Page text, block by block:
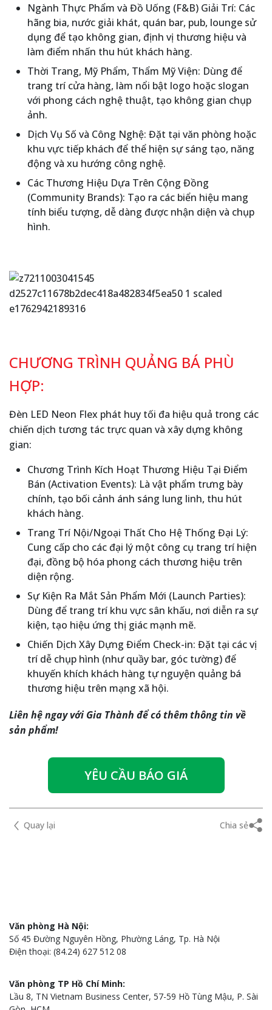
Ngành Thực Phẩm và Đồ Uống (F&B) Giải Trí: Các
hãng bia, nước giải khát, quán bar, pub, lounge sử
dụng để tạo không gian, định vị thương hiệu và
làm điểm nhấn thu hút khách hàng.
Thời Trang, Mỹ Phẩm, Thẩm Mỹ Viện: Dùng để
trang trí cửa hàng, làm nổi bật logo hoặc slogan
với phong cách nghệ thuật, tạo không gian chụp
ảnh.
Dịch Vụ Số và Công Nghệ: Đặt tại văn phòng hoặc
khu vực tiếp khách để thể hiện sự sáng tạo, năng
động và xu hướng công nghệ.
Các Thương Hiệu Dựa Trên Cộng Đồng
(Community Brands): Tạo ra các biển hiệu mang
tính biểu tượng, dễ dàng được nhận diện và chụp
hình.
CHƯƠNG TRÌNH QUẢNG BÁ PHÙ
HỢP:
Đèn LED Neon Flex phát huy tối đa hiệu quả trong các
chiến dịch tương tác trực quan và xây dựng không
gian:
Chương Trình Kích Hoạt Thương Hiệu Tại Điểm
Bán (Activation Events): Là vật phẩm trưng bày
chính, tạo bối cảnh ánh sáng lung linh, thu hút
khách hàng.
Trang Trí Nội/Ngoại Thất Cho Hệ Thống Đại Lý:
Cung cấp cho các đại lý một công cụ trang trí hiện
đại, đồng bộ hóa phong cách thương hiệu trên
diện rộng.
Sự Kiện Ra Mắt Sản Phẩm Mới (Launch Parties):
Dùng để trang trí khu vực sân khấu, nơi diễn ra sự
kiện, tạo hiệu ứng thị giác mạnh mẽ.
Chiến Dịch Xây Dựng Điểm Check-in: Đặt tại các vị
trí dễ chụp hình (như quầy bar, góc tường) để
khuyến khích khách hàng tự nguyện quảng bá
thương hiệu trên mạng xã hội.
Liên hệngay với Gia Thành để có thêm thông tin về
sản phẩm!
YÊU CẦU BÁO GIÁ
Quay lại Chia sẻ
Văn phòng Hà Nội:
Số 45 Đường Nguyên Hồng, Phường Láng, Tp. Hà Nội
Điện thoại: (84.24) 627 512 08
Văn phòng TP Hồ Chí Minh:
Lầu 8, TN Vietnam Business Center, 57-59 Hồ Tùng Mậu, P. Sài